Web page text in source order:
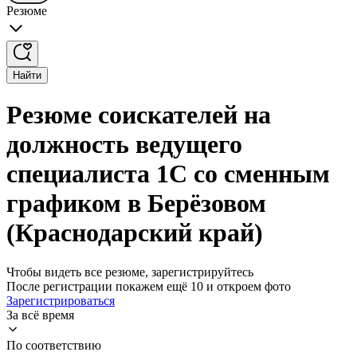
Резюме
Найти
Резюме соискателей на
должность ведущего
специалиста 1С со сменным
графиком в Берёзовом
(Краснодарский край)
Чтобы видеть все резюме, зарегистрируйтесь
После регистрации покажем ещё 10 и откроем фото
Зарегистрироваться
За всё время
По соответствию